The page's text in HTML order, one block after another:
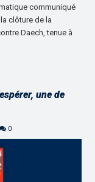
communiqué
clôture de la
Daech, tenue à
une de
0